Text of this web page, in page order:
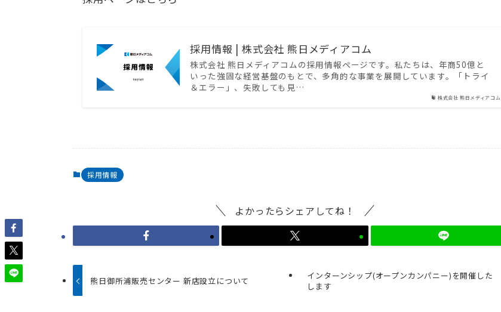
株式会社 熊日メディアコム
採用情報 | 株式会社 熊日メディアコム
株式会社 熊日メディアコムの採用情報ページです。私たちは、年商50億と
いった強固な経営基盤のもとで、多角的な事業を展開しています。「トライ
＆エラー」、失敗しても見…
採用情報
よかったらシェアしてね！
熊日御所浦販売センター 新店設立について
インターンシップ(オープンカンパニー)を開催した
します